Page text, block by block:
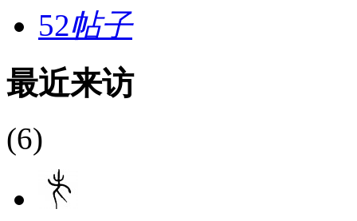
52帖子
最近来访
(6)